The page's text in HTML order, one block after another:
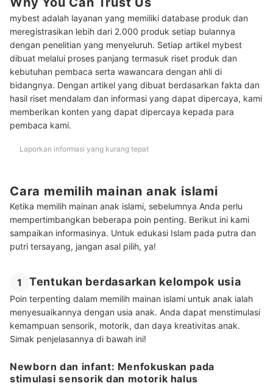
Baca juga rekomendasi mainan edukasi lainnya di sini
mybest adalah layanan yang memiliki database produk dan
meregistrasikan lebih dari 2.000 produk setiap bulannya
dengan penelitian yang menyeluruh. Setiap artikel mybest
dibuat melalui proses panjang termasuk riset produk dan
kebutuhan pembaca serta wawancara dengan ahli di
bidangnya. Dengan artikel yang dibuat berdasarkan fakta dan
hasil riset mendalam dan informasi yang dapat dipercaya, kami
memberikan konten yang dapat dipercaya kepada para
pembaca kami.
Laporkan informasi yang kurang tepat
Cara memilih mainan anak islami
Ketika memilih mainan anak islami, sebelumnya Anda perlu
mempertimbangkan beberapa poin penting. Berikut ini kami
sampaikan informasinya. Untuk edukasi Islam pada putra dan
putri tersayang, jangan asal pilih, ya!
1 Tentukan berdasarkan kelompok usia
Poin terpenting dalam memilih mainan islami untuk anak ialah
menyesuaikannya dengan usia anak. Anda dapat menstimulasi
kemampuan sensorik, motorik, dan daya kreativitas anak.
Simak penjelasannya di bawah ini!
Newborn dan infant: Menfokuskan pada
stimulasi sensorik dan motorik halus